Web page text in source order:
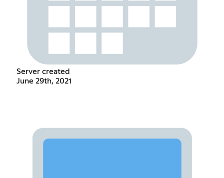
Server created
June 29th, 2021